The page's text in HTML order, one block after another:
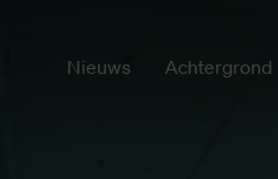
Nieuws Achtergrond